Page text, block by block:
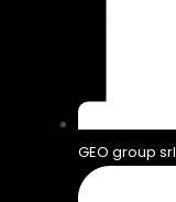
GEO group srl